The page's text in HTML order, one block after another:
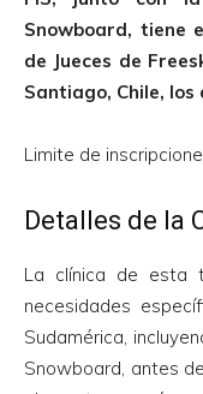
Snowboard, tiene
de Jueces de
Santiago, Chile, los
Limite de
Detalles de la
La clínica de esta
necesidades
Sudamérica,
Snowboard, antes